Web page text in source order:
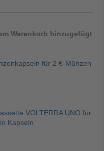
Warenkorb hinzugefügt
für 2 €-Münzen
VOLTERRA UNO für
Kapseln